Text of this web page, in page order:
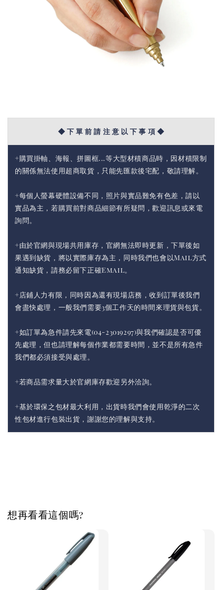
◆ 下 單 前 請 注 意 以 下 事 項 ◆
+購買掛軸、海報、拼圖框...等大型材積商品時，因材積限制
的關係無法使用超商取貨，只能先匯款後宅配，敬請理解。
+每個人螢幕硬體設備不同，照片與實品難免有色差，請以
實品為主，若購買前對商品細節有所疑問，歡迎訊息或來電
詢問。
+由於官網與現場共用庫存，官網無法即時更新，下單後如
果遇到缺貨，將以實際庫存為主，同時我們也會以Mail方式
通知缺貨，請務必留下正確Email。
+店鋪人力有限，同時因為還有現場店務，收到訂單後我們
會盡快處理，一般我們需要3個工作天的時間來理貨與包貨。
+如訂單為急件請先來電(04-23019297)與我們確認是否可優
先處理，但也請理解每個作業都需要時間，並不是所有急件
我們都必須接受與處理。
+若商品需求量大於官網庫存歡迎另外洽詢。
+基於環保之包材最大利用，出貨時我們會使用乾淨的二次
性包材進行包裝出貨，謝謝您的理解與支持。
想再看看這個嗎?